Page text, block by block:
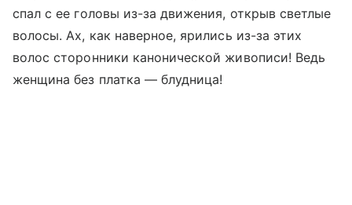
спал с ее головы из-за движения, открыв светлые
волосы. Ах, как наверное, ярились из-за этих
волос сторонники канонической живописи! Ведь
женщина без платка — блудница!